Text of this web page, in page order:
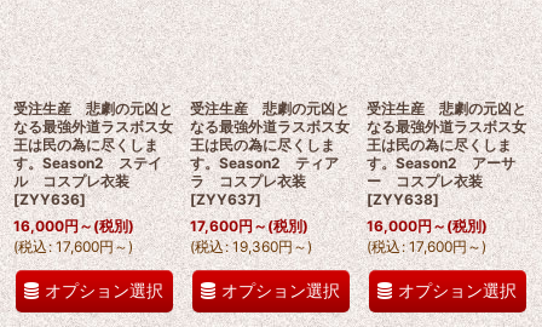
受注生産 悲劇の元凶と
なる最強外道ラスボス女
王は民の為に尽くしま
す。Season2 ステイ
ル コスプレ衣装
[ZYY636]
16,000円～(税別)
(税込: 17,600円～)
オプション選択
受注生産 悲劇の元凶と
なる最強外道ラスボス女
王は民の為に尽くしま
す。Season2 ティア
ラ コスプレ衣装
[ZYY637]
17,600円～(税別)
(税込: 19,360円～)
オプション選択
受注生産 悲劇の元凶と
なる最強外道ラスボス女
王は民の為に尽くしま
す。Season2 アーサ
ー コスプレ衣装
[ZYY638]
16,000円～(税別)
(税込: 17,600円～)
オプション選択